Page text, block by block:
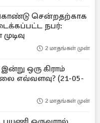
சென்றதற்காக
நபர்:
2 மாதங்கள் முன்
ஒரு கிராம்
எவ்வளவு? (21-05-
2 மாதங்கள் முன்